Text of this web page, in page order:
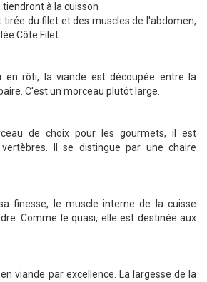
à la cuisson
tirée du filet et des muscles de l'abdomen,
Côte Filet.
en rôti, la viande est découpée entre la
C'est un morceau plutôt large.
de choix pour les gourmets, il est
Il se distingue par une chaire
finesse, le muscle interne de la cuisse
Comme le quasi, elle est destinée aux
viande par excellence. La largesse de la